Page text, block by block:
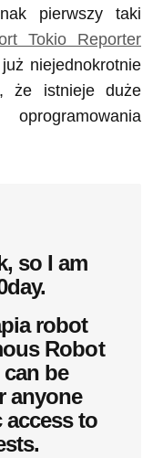
pierwszy taki
Tokio Reporter
niejednokrotnie
że istnieje duże
so I am
robot
Robot
be
anyone
access to